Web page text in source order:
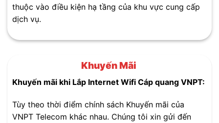
thuộc vào điều kiện hạ tầng của khu vực cung cấp
dịch vụ.
Khuyến Mãi
Khuyến mãi khi Lắp Internet Wifi Cáp quang VNPT:
Tùy theo thời điểm chính sách Khuyến mãi của
VNPT Telecom khác nhau. Chúng tôi xin gửi đến